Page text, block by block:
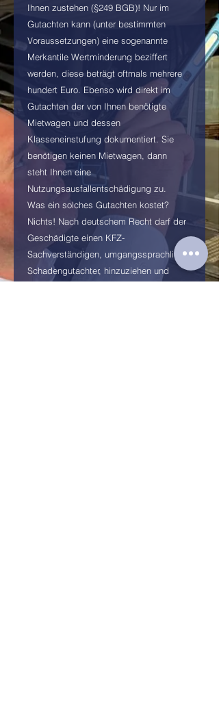
Ihnen zustehen (§249 BGB)! Nur im
Gutachten kann (unter bestimmten
Voraussetzungen) eine sogenannte
Merkantile Wertminderung beziffert
werden, diese beträgt oftmals mehrere
hundert Euro. Ebenso wird direkt im
Gutachten der von Ihnen benötigte
Mietwagen und dessen
Klasseneinstufung dokumentiert. Sie
benötigen keinen Mietwagen, dann
steht Ihnen eine
Nutzungsausfallentschädigung zu.
Was ein solches Gutachten kostet?
Nichts! Nach deutschem Recht darf der
Geschädigte einen KFZ-
Sachverständigen, umgangssprachlich
Schadengutachter, hinzuziehen und